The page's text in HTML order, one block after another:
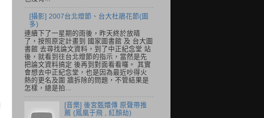
[攝影] 2007台北燈節、台大杜鵑花節(圖
多)
連續下了一星期的雨後，昨天終於放晴
了，按照原定計畫到 國家圖書館 及 台大圖
書館 去尋找論文資料，到了中正紀念堂 站
後，就看到往台北燈節的指示，當然是先
把論文資料搞定 後再到對面看看囉。 其實
會想去中正紀念堂，也是因為最近吵得火
熱的更名及圍 牆拆除的問題，不管結果是
怎樣，總是拍...
[音樂] 後宮甄嬛傳 原聲帶推
薦 (鳳凰于飛 , 紅顏劫)